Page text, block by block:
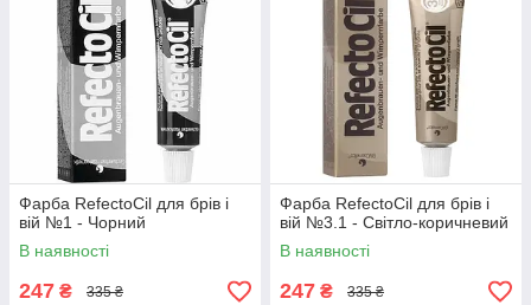
Фарба RefectoCil для брів і
вій №1 - Чорний
В наявності
247 ₴ 335 ₴
Фарба RefectoCil для брів і
вій №3.1 - Світло-коричневий
В наявності
247 ₴ 335 ₴